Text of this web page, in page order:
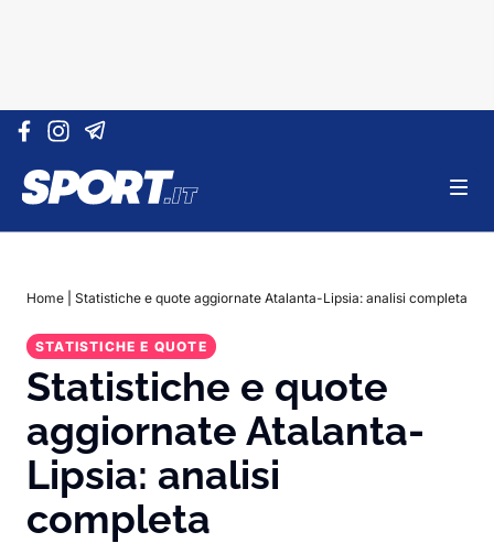
Vai al contenuto
Home Statistiche e quote aggiornate Atalanta-Lipsia: analisi completa
STATISTICHE E QUOTE
Statistiche e quote
aggiornate Atalanta-
Lipsia: analisi
completa